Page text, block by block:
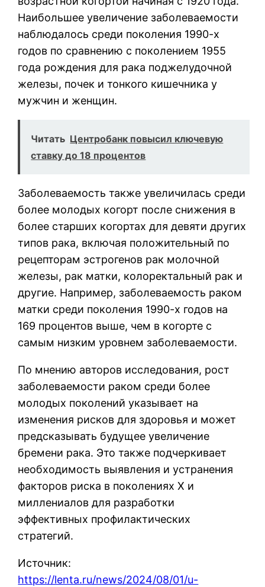
Наибольшее увеличение заболеваемости
наблюдалось среди поколения 1990-х
годов по сравнению с поколением 1955
года рождения для рака поджелудочной
железы, почек и тонкого кишечника у
мужчин и женщин.
Читать Центробанк повысил ключевую
ставку до 18 процентов
Заболеваемость также увеличилась среди
более молодых когорт после снижения в
более старших когортах для девяти других
типов рака, включая положительный по
рецепторам эстрогенов рак молочной
железы, рак матки, колоректальный рак и
другие. Например, заболеваемость раком
матки среди поколения 1990-х годов на
169 процентов выше, чем в когорте с
самым низким уровнем заболеваемости.
По мнению авторов исследования, рост
заболеваемости раком среди более
молодых поколений указывает на
изменения рисков для здоровья и может
предсказывать будущее увеличение
бремени рака. Это также подчеркивает
необходимость выявления и устранения
факторов риска в поколениях X и
миллениалов для разработки
эффективных профилактических
стратегий.
Источник:
https://lenta.ru/news/2024/08/01/u-